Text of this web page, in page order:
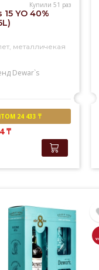
Купили 51 раз
YO 40%
металличекая
Dewar`s
24 433 ₸
₸